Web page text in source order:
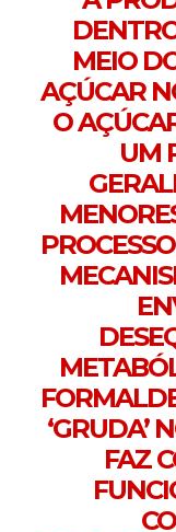
MEIO
AÇÚCAR
O
UM
‘GRUDA’
FAZ